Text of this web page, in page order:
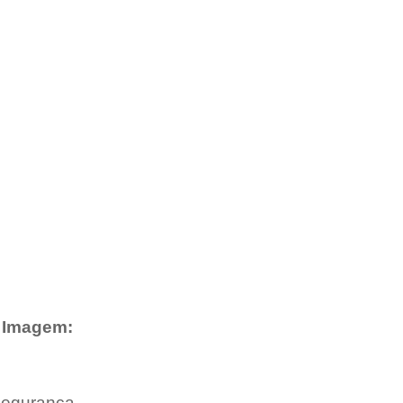
                                                                                                                           Imagem: